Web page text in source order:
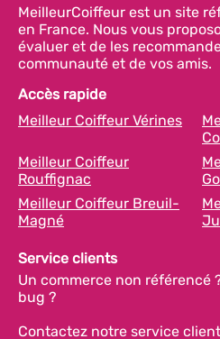
MeilleurCoiffeur est un site
en France. Nous vous
évaluer et de les
communauté et de vos amis.
Accès rapide
Meilleur Coiffeur Vérines
Meilleur Coiffeur
Rouffignac
Meilleur Coiffeur Breuil-
Magné
Service clients
Un commerce non référencé
bug ?
Contactez notre service